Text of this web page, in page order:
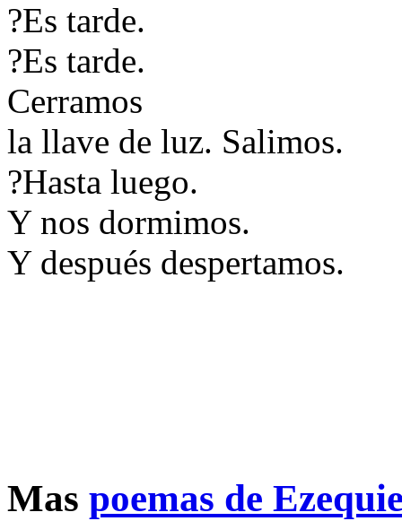
?Es tarde.
?Es tarde.
Cerramos
la llave de luz. Salimos.
?Hasta luego.
Y nos dormimos.
Y después despertamos.
Mas poemas de